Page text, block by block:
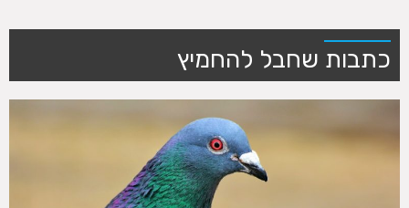
כתבות שחבל להחמיץ